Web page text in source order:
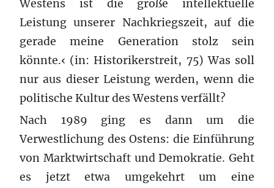
Westens ist die große intellektuelle
Leistung unserer Nachkriegszeit, auf die
gerade meine Generation stolz sein
könnte.‹ (in: Historikerstreit, 75) Was soll
nur aus dieser Leistung werden, wenn die
politische Kultur des Westens verfällt?
Nach 1989 ging es dann um die
Verwestlichung des Ostens: die Einführung
von Marktwirtschaft und Demokratie. Geht
es jetzt etwa umgekehrt um eine